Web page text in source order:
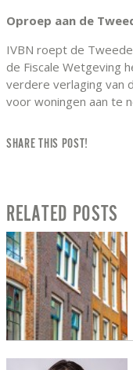
Oproep aan de
IVBN roept de
de Fiscale Wetgeving
verdere verlaging van
voor woningen aan te
SHARE THIS POST!
RELATED POSTS